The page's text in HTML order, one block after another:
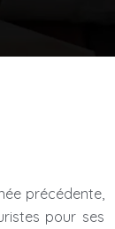
précédente,
pour ses